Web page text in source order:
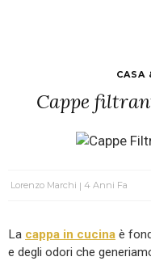
CASA
Cappe
Lorenzo Marchi 4 Anni Fa
La cappa in cucina è
e degli odori che